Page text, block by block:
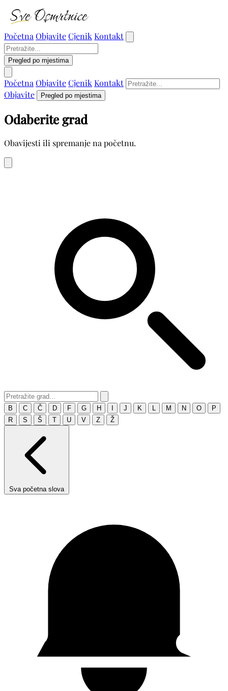
Početna ObjaviteCjenik Kontakt
Pregled po mjestima
Početna ObjaviteCjenik Kontakt
Objavite
Pregled po mjestima
Odaberite grad
Obavijesti ili spremanje na početnu.
B C Č D F G H J K M N O
P
R
S Š T U V Z Ž
Sva početna slova